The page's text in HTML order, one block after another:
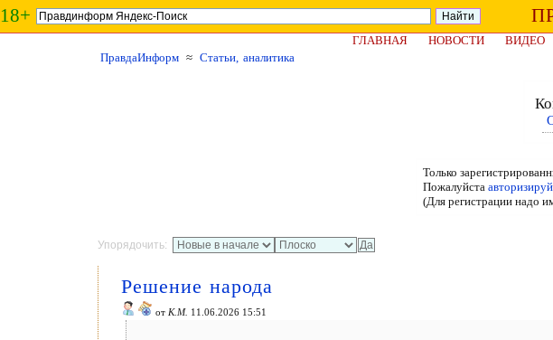
18+
ГЛАВНАЯ
НОВОСТИ ВИДЕО
ПравдаИнформ ≈ Статьи, аналитика
Только
Пожалуйста
(Для регистрации надо
Упорядочить:
Решение народа
от К.М. 11.06.2026 15:51